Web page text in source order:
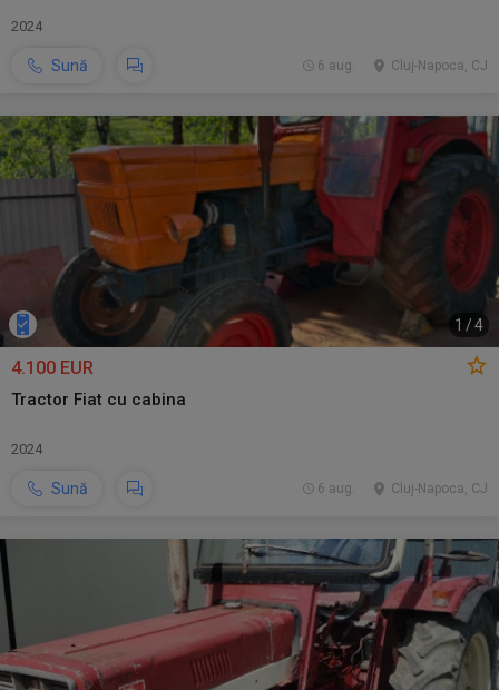
2024
Sună Cluj-Napoca, CJ
6 aug.
1 /4
4.100 EUR
Tractor Fiat cu cabina
2024
Sună Cluj-Napoca, CJ
6 aug.